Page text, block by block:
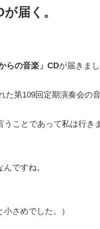
届く。
らの音楽」CDが届きまし
た第109回定期演奏会の
ことであって私は行き
ですね。
さめでした。）